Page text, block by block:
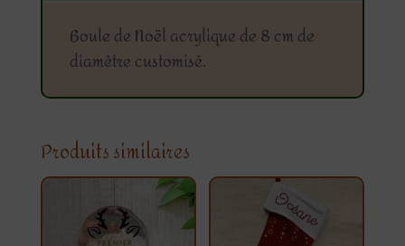
Boule de Noël acrylique de 8 cm de
diamètre customisé.
Produits similaires